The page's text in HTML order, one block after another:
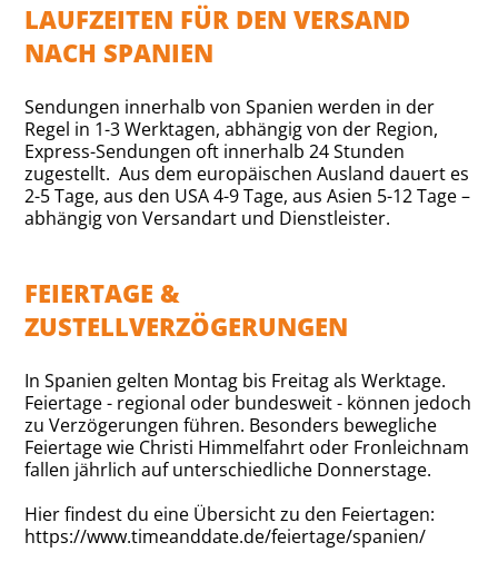
LAUFZEITEN FÜR DEN VERSAND
NACH SPANIEN
Sendungen innerhalb von Spanien werden in der
Regel in 1-3 Werktagen, abhängig von der Region,
Express-Sendungen oft innerhalb 24 Stunden
zugestellt. Aus dem europäischen Ausland dauert es
2-5 Tage, aus den USA 4-9 Tage, aus Asien 5-12 Tage –
abhängig von Versandart und Dienstleister.
FEIERTAGE &
ZUSTELLVERZÖGERUNGEN
In Spanien gelten Montag bis Freitag als Werktage.
Feiertage - regional oder bundesweit - können jedoch
zu Verzögerungen führen. Besonders bewegliche
Feiertage wie Christi Himmelfahrt oder Fronleichnam
fallen jährlich auf unterschiedliche Donnerstage.
Hier findest du eine Übersicht zu den Feiertagen:
https://www.timeanddate.de/feiertage/spanien/